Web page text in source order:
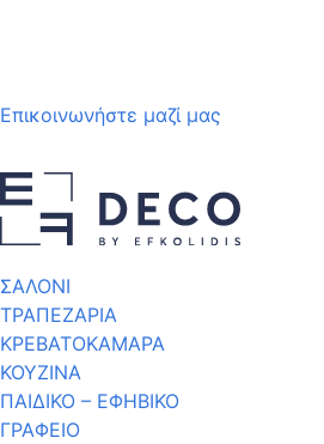
Επικοινωνήστε μαζί μας
ΣΑΛΟΝΙ
ΤΡΑΠΕΖΑΡΙΑ
ΚΡΕΒΑΤΟΚΑΜΑΡΑ
ΚΟΥΖΙΝΑ
ΠΑΙΔΙΚΟ – ΕΦΗΒΙΚΟ
ΓΡΑΦΕΙΟ